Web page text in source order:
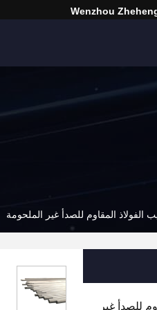
Wenzhou
الفولاذ المقاوم للصدأ غير الملحومة
للصدأ غير